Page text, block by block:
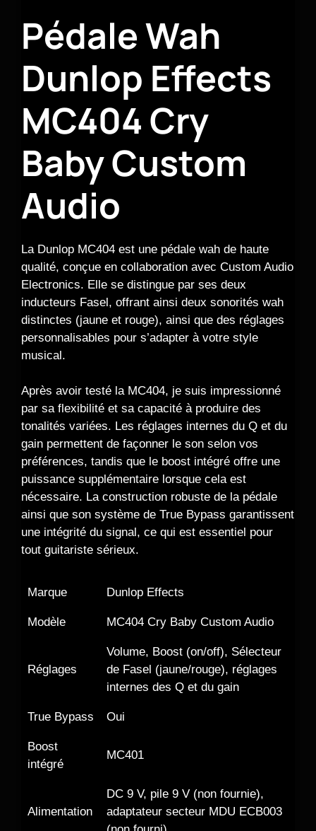
Pédale Wah
Dunlop Effects
MC404 Cry
Baby Custom
Audio
La Dunlop MC404 est une pédale wah de haute
qualité, conçue en collaboration avec Custom Audio
Electronics. Elle se distingue par ses deux
inducteurs Fasel, offrant ainsi deux sonorités wah
distinctes (jaune et rouge), ainsi que des réglages
personnalisables pour s’adapter à votre style
musical.
Après avoir testé la MC404, je suis impressionné
par sa flexibilité et sa capacité à produire des
tonalités variées. Les réglages internes du Q et du
gain permettent de façonner le son selon vos
préférences, tandis que le boost intégré offre une
puissance supplémentaire lorsque cela est
nécessaire. La construction robuste de la pédale
ainsi que son système de True Bypass garantissent
une intégrité du signal, ce qui est essentiel pour
tout guitariste sérieux.
Marque Dunlop Effects
Modèle MC404 Cry Baby Custom Audio
Réglages
Volume, Boost (on/off), Sélecteur
de Fasel (jaune/rouge), réglages
internes des Q et du gain
True Bypass Oui
Boost
intégré
MC401
Alimentation
DC 9 V, pile 9 V (non fournie),
adaptateur secteur MDU ECB003